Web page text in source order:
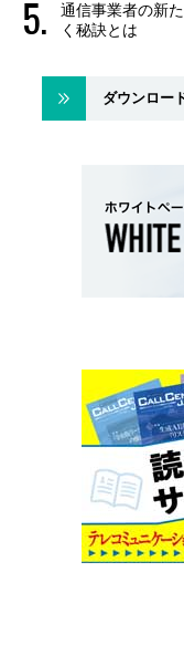
通信事業者の新
く秘訣とは
ダウンロー